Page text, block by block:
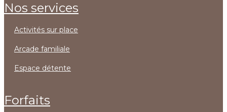
nos services
activités sur place
arcade familiale
espace détente
forfaits